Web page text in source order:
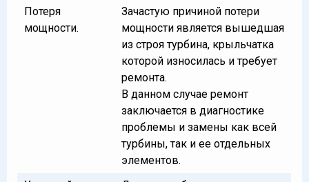
Потеря
мощности.
Зачастую причиной потери
мощности является вышедшая
из строя турбина, крыльчатка
которой износилась и требует
ремонта.
В данном случае ремонт
заключается в диагностике
проблемы и замены как всей
турбины, так и ее отдельных
элементов.